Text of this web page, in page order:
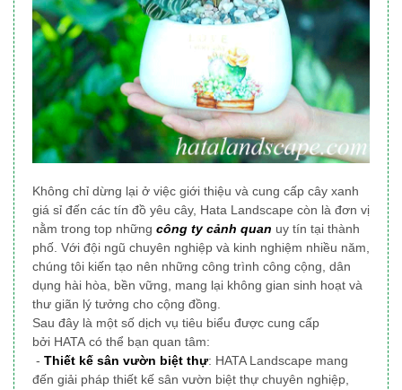
Không chỉ dừng lại ở việc giới thiệu và cung cấp cây xanh
giá sỉ đến các tín đồ yêu cây, Hata Landscape còn là đơn vị
nằm trong top những công ty cảnh quan uy tín tại thành
phố. Với đội ngũ chuyên nghiệp và kinh nghiệm nhiều năm,
chúng tôi kiến tạo nên những công trình công cộng, dân
dụng hài hòa, bền vững, mang lại không gian sinh hoạt và
thư giãn lý tưởng cho cộng đồng.
Sau đây là một số dịch vụ tiêu biểu được cung cấp
bởi HATA có thể bạn quan tâm:
- Thiết kế sân vườn biệt thự: HATA Landscape mang
đến giải pháp thiết kế sân vườn biệt thự chuyên nghiệp,